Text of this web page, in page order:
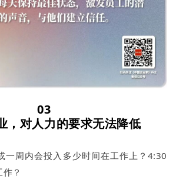
03
，对人力的要求无法降低
一周内会投入多少时间在工作上？4:30
？